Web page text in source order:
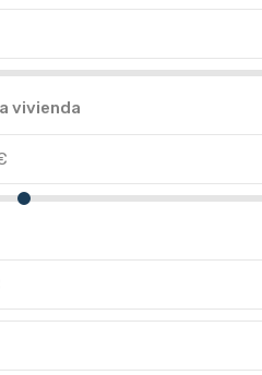
vivienda